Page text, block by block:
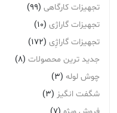
تجهیزات کارگاهی (99)
تجهیزات گاراژی (10)
تجهیزات گاراژِی (172)
جدید ترین محصولات (8)
چوش لوله (3)
شگفت انگیز (3)